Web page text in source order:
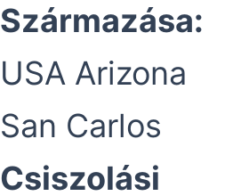
Származása:
USA Arizona
San Carlos
Csiszolási